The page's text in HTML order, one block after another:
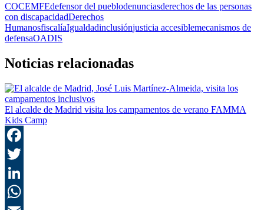
COCEMFEdefensor del pueblodenunciasderechos de las personas
con discapacidadDerechos
HumanosfiscalíaIgualdadinclusiónjusticia accesiblemecanismos de
defensaOADIS
Noticias relacionadas
El alcalde de Madrid visita los campamentos de verano FAMMA
Kids Camp